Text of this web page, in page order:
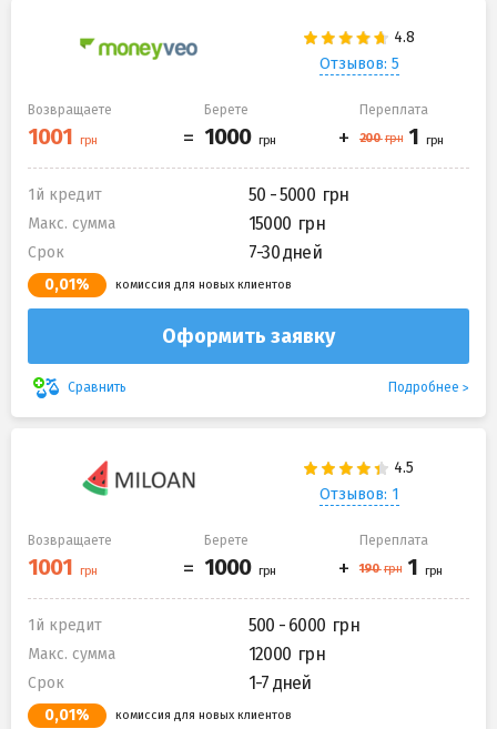
Отзывов: 5
Возвращаете Берете Переплата
1й кредит 50 - 5000
Макс. сумма 15000
Срок 7-30 дней
0,01% комиссия для новых клиентов
Оформить заявку
Сравнить Подробнее
Отзывов: 1
Возвращаете Берете Переплата
1й кредит 500 - 6000
Макс. сумма 12000
Срок 1-7 дней
0,01% комиссия для новых клиентов